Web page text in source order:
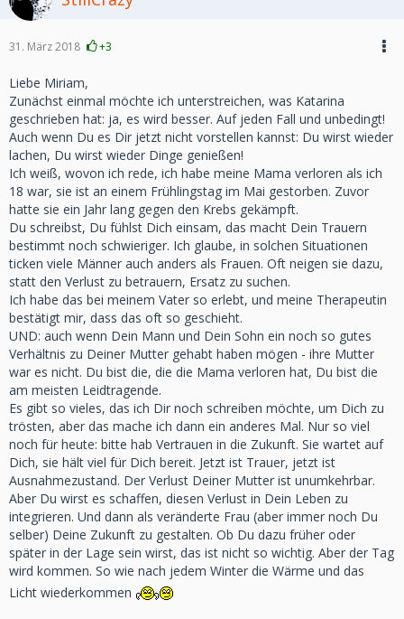
31. März 2018 +3
Liebe Miriam,
Zunächst einmal möchte ich unterstreichen, was Katarina
geschrieben hat: ja, es wird besser. Auf jeden Fall und unbedingt!
Auch wenn Du es Dir jetzt nicht vorstellen kannst: Du wirst wieder
lachen, Du wirst wieder Dinge genießen!
Ich weiß, wovon ich rede, ich habe meine Mama verloren als ich
18 war, sie ist an einem Frühlingstag im Mai gestorben. Zuvor
hatte sie ein Jahr lang gegen den Krebs gekämpft.
Du schreibst, Du fühlst Dich einsam, das macht Dein Trauern
bestimmt noch schwieriger. Ich glaube, in solchen Situationen
ticken viele Männer auch anders als Frauen. Oft neigen sie dazu,
statt den Verlust zu betrauern, Ersatz zu suchen.
Ich habe das bei meinem Vater so erlebt, und meine Therapeutin
bestätigt mir, dass das oft so geschieht.
UND: auch wenn Dein Mann und Dein Sohn ein noch so gutes
Verhältnis zu Deiner Mutter gehabt haben mögen - ihre Mutter
war es nicht. Du bist die, die die Mama verloren hat, Du bist die
am meisten Leidtragende.
Es gibt so vieles, das ich Dir noch schreiben möchte, um Dich zu
trösten, aber das mache ich dann ein anderes Mal. Nur so viel
noch für heute: bitte hab Vertrauen in die Zukunft. Sie wartet auf
Dich, sie hält viel für Dich bereit. Jetzt ist Trauer, jetzt ist
Ausnahmezustand. Der Verlust Deiner Mutter ist unumkehrbar.
Aber Du wirst es schaffen, diesen Verlust in Dein Leben zu
integrieren. Und dann als veränderte Frau (aber immer noch Du
selber) Deine Zukunft zu gestalten. Ob Du dazu früher oder
später in der Lage sein wirst, das ist nicht so wichtig. Aber der Tag
wird kommen. So wie nach jedem Winter die Wärme und das
Licht wiederkommen